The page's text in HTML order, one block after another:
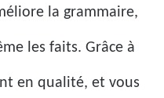
la grammaire,
les faits. Grâce à
en qualité, et vous